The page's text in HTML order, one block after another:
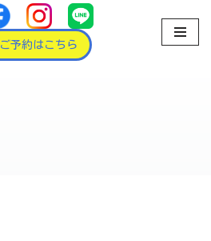
ご予約はこちら